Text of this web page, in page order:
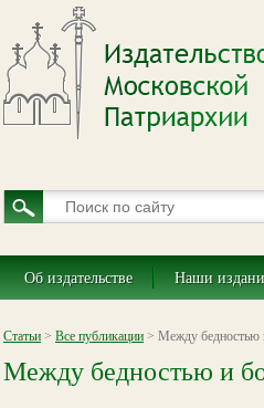
Об издательстве Наши
Статьи > Все публикации > Между бедностью
Между бедностью и